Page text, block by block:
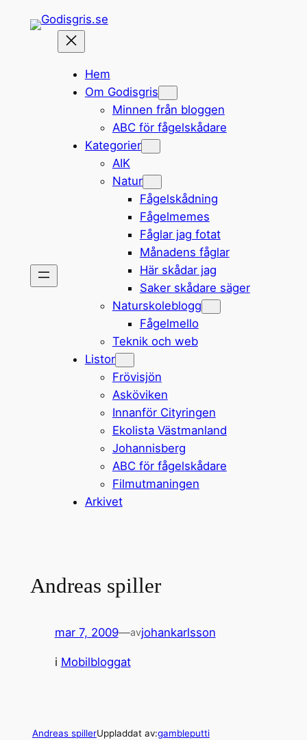
Hem
Om Godisgris
Minnen från bloggen
ABC för fågelskådare
Kategorier
AIK
Natur
Fågelskådning
Fågelmemes
Fåglar jag fotat
Månadens fåglar
Här skådar jag
Saker skådare säger
Naturskoleblogg
Fågelmello
Teknik och web
Listor
Frövisjön
Asköviken
Innanför Cityringen
Ekolista Västmanland
Johannisberg
ABC för fågelskådare
Filmutmaningen
Arkivet
Andreas spiller
mar 7, 2009—avjohankarlsson
i Mobilbloggat
Andreas spillerUppladdat av:gambleputti